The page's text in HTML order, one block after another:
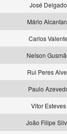
José Delgado
Mário
Carlos
Nelson
Rui Peres
Paulo
Vitor Esteves
João Filipe